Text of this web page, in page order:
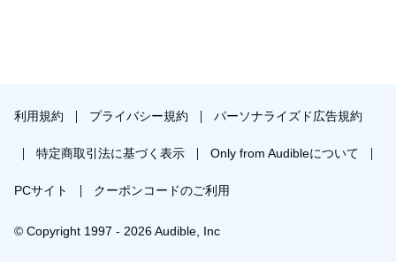
利用規約 プライバシー規約 パーソナライズド広告規約
特定商取引法に基づく表示 Only from Audibleについて
PCサイト クーポンコードのご利用
© Copyright 1997 - 2026 Audible, Inc